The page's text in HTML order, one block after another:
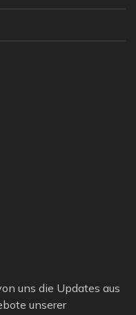
uns die Updates aus
unserer